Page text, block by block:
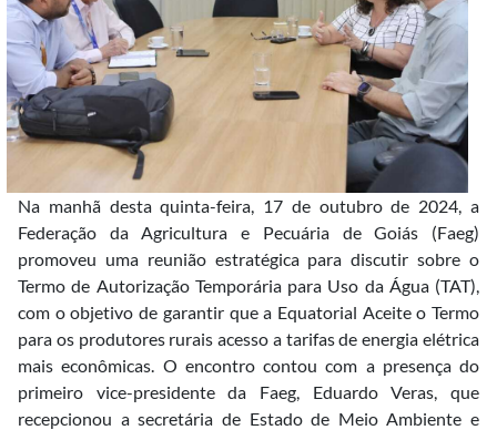
Na manhã desta quinta-feira, 17 de outubro de 2024, a
Federação da Agricultura e Pecuária de Goiás (Faeg)
promoveu uma reunião estratégica para discutir sobre o
Termo de Autorização Temporária para Uso da Água (TAT),
com o objetivo de garantir que a Equatorial Aceite o Termo
para os produtores rurais acesso a tarifas de energia elétrica
mais econômicas. O encontro contou com a presença do
primeiro vice-presidente da Faeg, Eduardo Veras, que
recepcionou a secretária de Estado de Meio Ambiente e